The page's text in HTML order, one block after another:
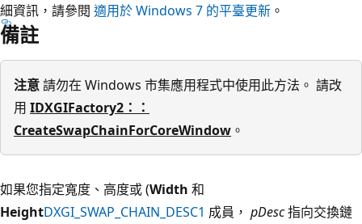
細資訊，請參閱 適用於 Windows 7 的平臺更新 。
備註
注意請勿在 Windows 市集應用程式中使用此方法。 請改
用 IDXGIFactory2：：
CreateSwapChainForCoreWindow 。
如果您指定寬度、高度或 (Width 和
HeightDXGI_SWAP_CHAIN_DESC1 成員， pDesc指向交換鏈